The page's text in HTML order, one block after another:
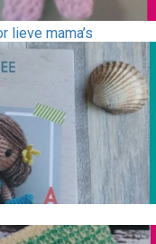
lieve mama’s